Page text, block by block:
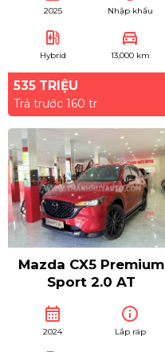
2025 Nhập khẩu
ev_station
Hybrid
directions_car
13,000 km
535 TRIỆU
Trả trước 160 tr
Mazda CX5 Premium
Sport 2.0 AT
calendar_month
2024
info
Lắp ráp